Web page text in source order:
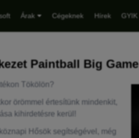
Árak Cégeknek Hírek GYIK
Paintball Big Game
Tökölön?
örömmel értesítünk mindenkit,
kihirdetésre kerül!
Hősök segítségével, még